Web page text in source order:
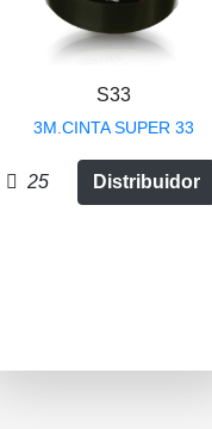
S33
3M.CINTA SUPER 33
25 Distribuidor